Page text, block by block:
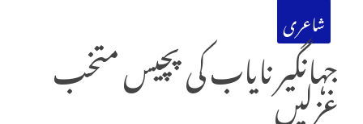
شاعری
جہانگیر نایاب کی پچیس متخب
غزلیں